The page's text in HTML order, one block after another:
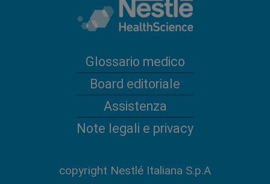
Glossario medico
Board editoriale
Assistenza
Note legali e privacy
copyright Nestlé Italiana S.p.A